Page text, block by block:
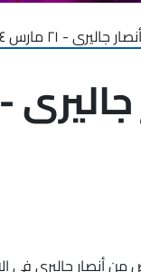
- ٢١ مارس ٢٠٢٤
مارس ٢٠٢٤